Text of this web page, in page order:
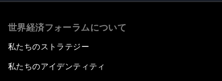
世界経済フォーラムについて
私たちのストラテジー
私たちのアイデンティティ